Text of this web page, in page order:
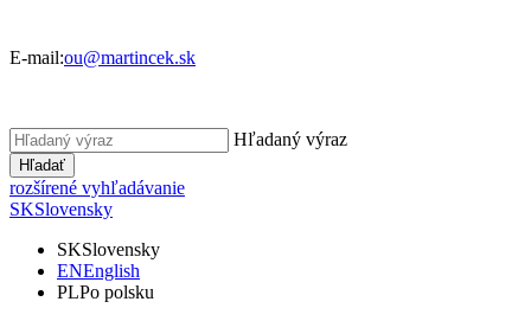
E-mail:ou@martincek.sk
Hľadaný výraz
Hľadať
rozšírené vyhľadávanie
SKSlovensky
SKSlovensky
ENEnglish
PLPo polsku